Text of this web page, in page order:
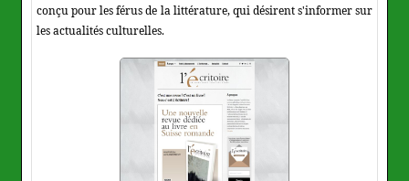
conçu pour les férus de la littérature, qui désirent s'informer sur
les actualités culturelles.